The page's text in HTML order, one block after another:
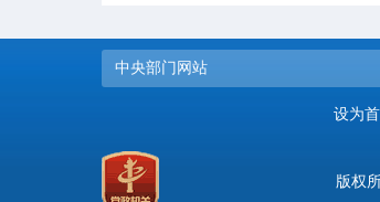
中央部门网站
设为
版权